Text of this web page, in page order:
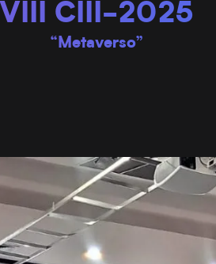
VIII CIII-2025
“Metaverso”